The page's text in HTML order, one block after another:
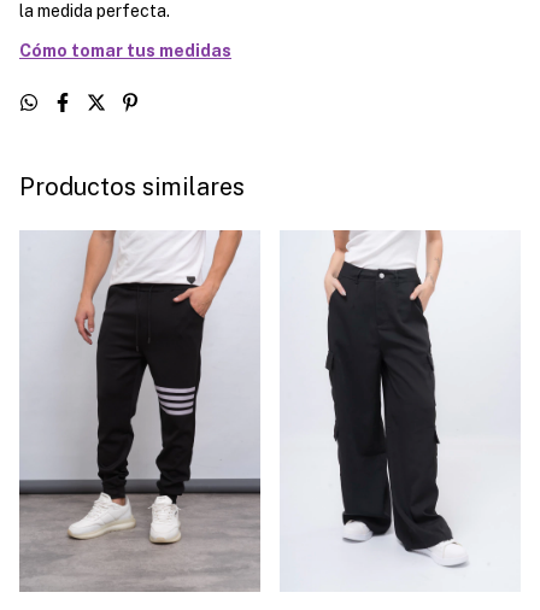
la medida perfecta.
Cómo tomar tus medidas
Productos similares